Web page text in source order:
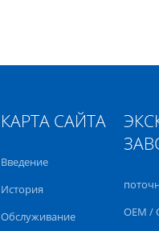
КАРТА САЙТА
Введение
История
Обслуживание
OEM /